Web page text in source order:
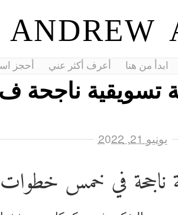
ANDREW
ابدأ من هنا أعرف أكثر عني أحجز
تسويقية ناجحة ف
يونيو 21, 2022
ناجحة في خمس خطوات